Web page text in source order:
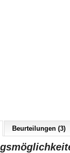
Beurteilungen (3)